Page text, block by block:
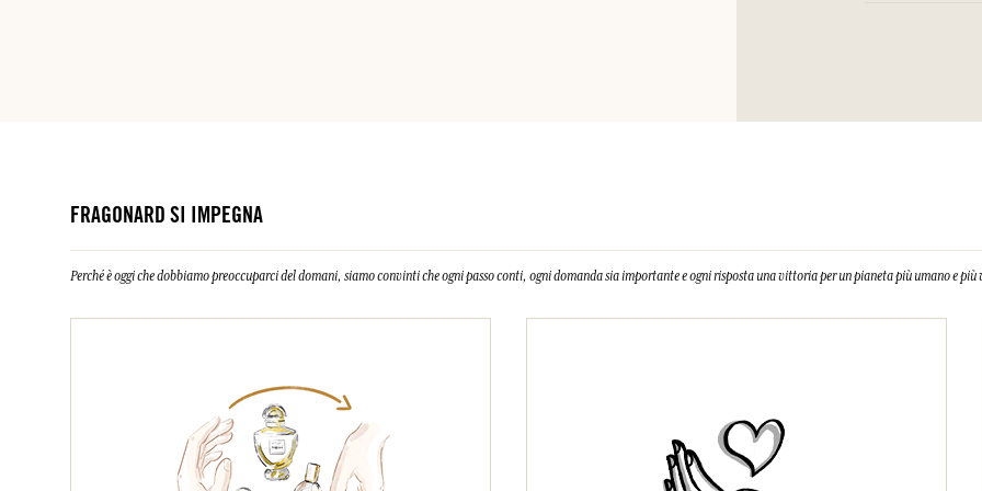
l'imballaggio del
FRAGONARD SI IMPEGNA
Perché è oggi che dobbiamo preoccuparci del domani, siamo convinti che ogni passo conti, ogni domanda sia importante e ogni risposta una vittoria per un pianeta più umano e più